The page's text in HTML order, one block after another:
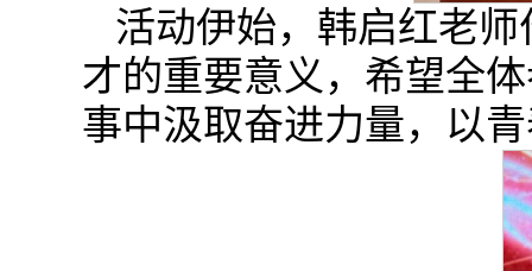
活动伊始，韩启红老
才的重要意义，希望全
事中汲取奋进力量，以